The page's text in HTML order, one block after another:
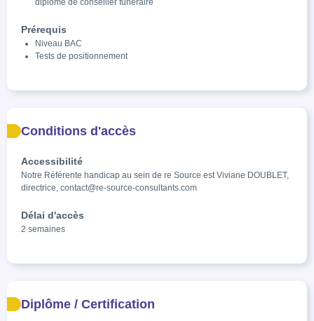
diplôme de conseiller funéraire
Prérequis
Niveau BAC
Tests de positionnement
Conditions d'accès
Accessibilité
Notre Référente handicap au sein de re Source est Viviane DOUBLET,
directrice, contact@re-source-consultants.com
Délai d'accès
2 semaines
Diplôme / Certification